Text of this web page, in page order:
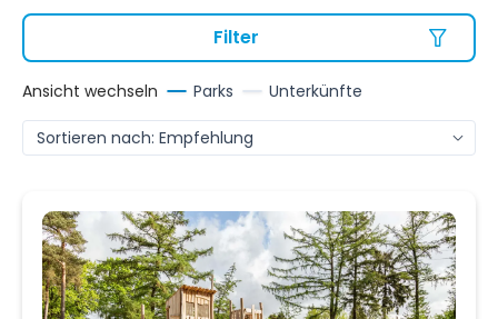
Filter
Ansicht wechseln Parks Unterkünfte